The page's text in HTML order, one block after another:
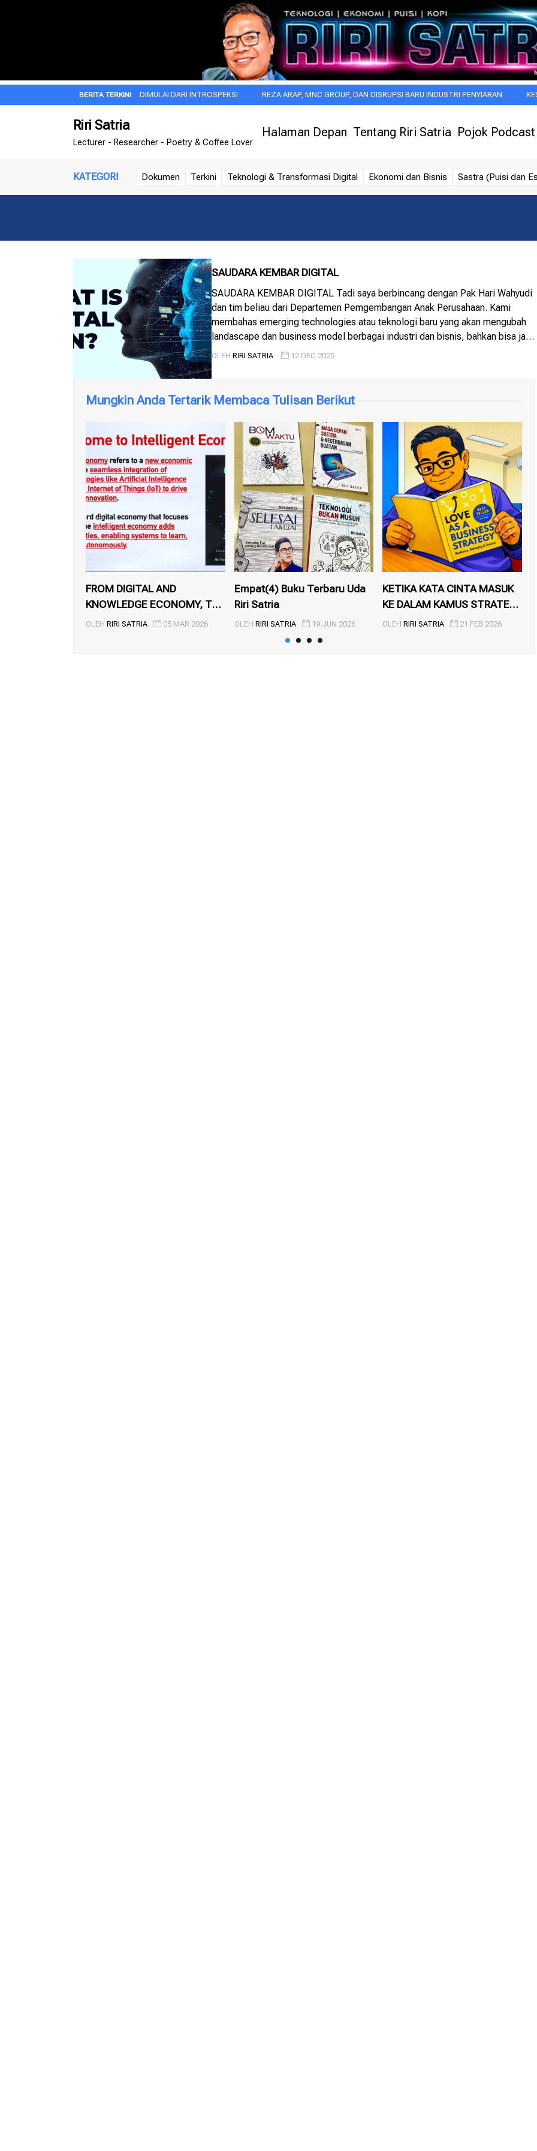
JIWA BESAR ITU DIMULAI DARI INTROSPEKSI REZA ARAP, MNC GROUP, DAN DISRUPSI BARU INDUSTRI PENYIARAN KESAN
Riri Satria
Lecturer - Researcher - Poetry & Coffee Lover
Halaman Depan Tentang Riri Satria Pojok Podcast
KATEGORI Dokumen Terkini Teknologi & Transformasi Digital Ekonomi dan Bisnis Sastra (Puisi dan
SAUDARA KEMBAR DIGITAL
SAUDARA KEMBAR DIGITAL Tadi saya berbincang dengan Pak Hari Wahyudi
dan tim beliau dari Departemen Pemgembangan Anak Perusahaan. Kami
membahas emerging technologies atau teknologi baru yang akan mengubah
landascape dan business model berbagai industri dan bisnis, bahkan bisa jadi
pada tingkat business ecosystem model. Salam satu yang kami bahas adalah
OLEH RIRI SATRIA 12 DEC 2025
Mungkin Anda Tertarik Membaca Tulisan Berikut
FROM DIGITAL AND
KNOWLEDGE ECONOMY, TO
INTELLIGENT...
OLEH RIRI SATRIA 05 MAR 2026
Empat(4) Buku Terbaru Uda
Riri Satria
OLEH RIRI SATRIA 19 JUN 2026
KETIKA KATA CINTA MASUK
KE DALAM KAMUS STRATEGI
BI...
OLEHRIRI SATRIA 21 FEB 2026